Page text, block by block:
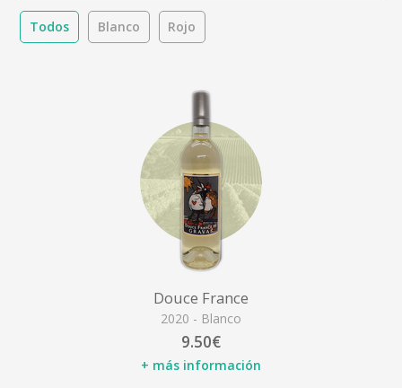
Todos Blanco Rojo
Douce France
2020 - Blanco
9.50€
+ más información